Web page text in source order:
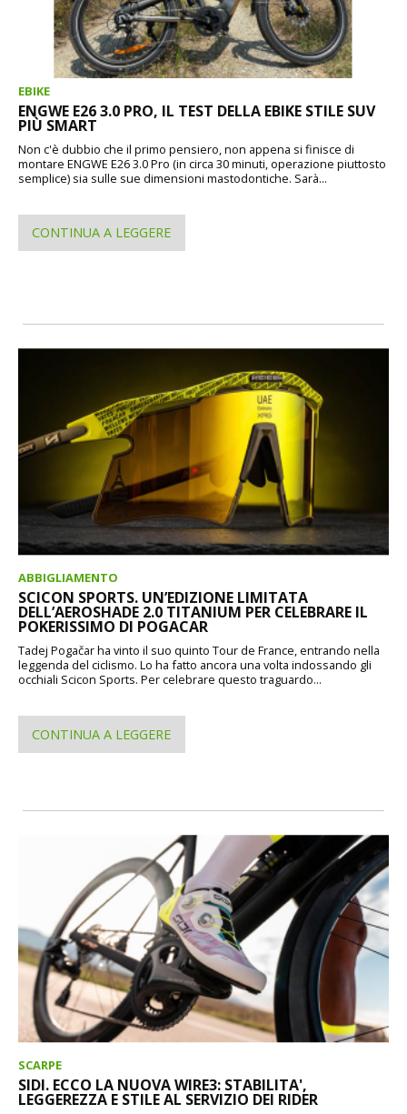
EBIKE
ENGWE E26 3.0 PRO, IL TEST DELLA EBIKE STILE SUV
PIÙ SMART
Non c'è dubbio che il primo pensiero, non appena si finisce di
montare ENGWE E26 3.0 Pro (in circa 30 minuti, operazione piuttosto
semplice) sia sulle sue dimensioni mastodontiche. Sarà...
CONTINUA A LEGGERE
ABBIGLIAMENTO
SCICON SPORTS. UN’EDIZIONE LIMITATA
DELL’AEROSHADE 2.0 TITANIUM PER CELEBRARE IL
POKERISSIMO DI POGACAR
Tadej Pogačar ha vinto il suo quinto Tour de France, entrando nella
leggenda del ciclismo. Lo ha fatto ancora una volta indossando gli
occhiali Scicon Sports. Per celebrare questo traguardo...
CONTINUA A LEGGERE
SCARPE
SIDI. ECCO LA NUOVA WIRE3: STABILITA',
LEGGEREZZA E STILE AL SERVIZIO DEI RIDER